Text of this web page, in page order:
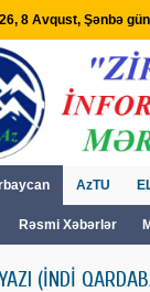
8 Avqust, Şənbə
Rəsmi Xəbərlər
AzTU
(İNDİ